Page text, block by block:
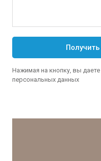
Нажимая на кнопку, вы
персональных данных